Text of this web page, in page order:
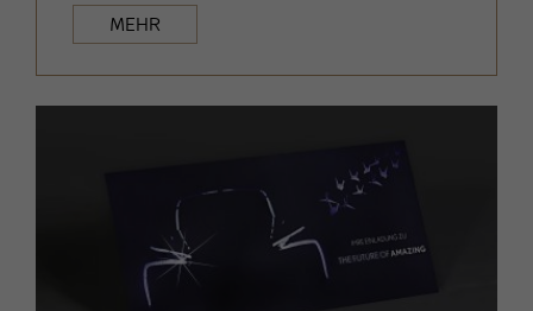
MEHR